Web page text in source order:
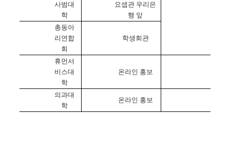
사범대
학
요셉관 우리은
행 앞
총동아
리연합
회
학생회관
휴먼서
비스대
학
온라인 홍보
의과대
학
온라인 홍보